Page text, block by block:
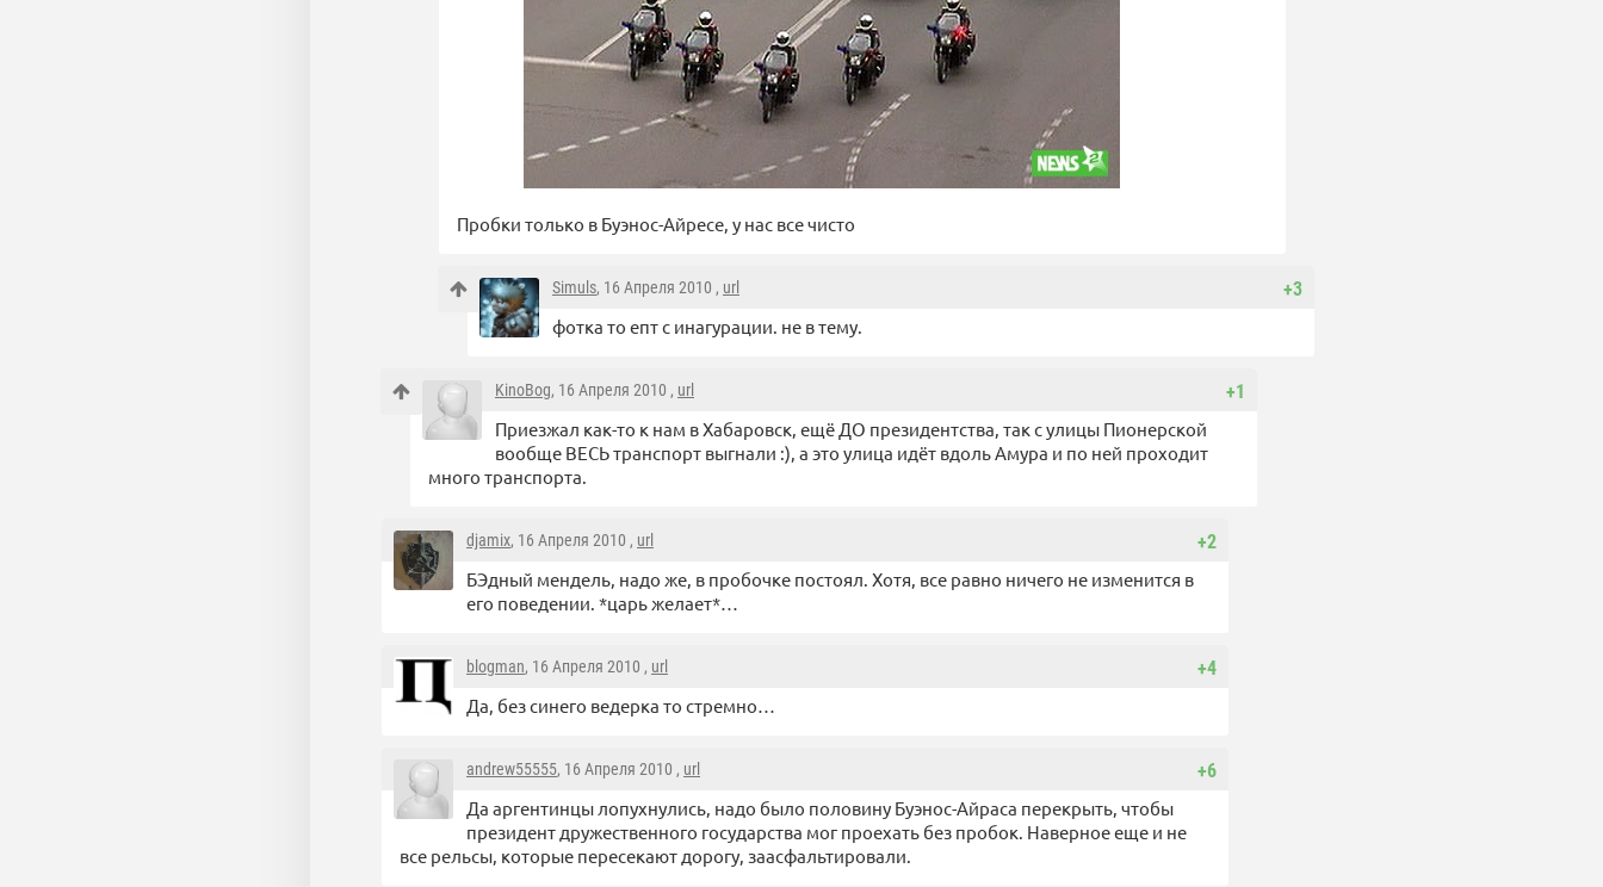
Пробки только в Буэнос-Айресе, у нас все чисто
+3
Simuls, 16 Апреля 2010 , url
фотка то епт с инагурации. не в тему.
+1
KinoBog, 16 Апреля 2010 , url
Приезжал как-то к нам в Хабаровск, ещё ДО президентства, так с улицы Пионерской
вообще ВЕСЬ транспорт выгнали :), а это улица идёт вдоль Амура и по ней проходит
много транспорта.
+2
djamix, 16 Апреля 2010 , url
БЭдный мендель, надо же, в пробочке постоял. Хотя, все равно ничего не изменится в
его поведении. *царь желает*…
+4
blogman, 16 Апреля 2010 , url
Да, без синего ведерка то стремно…
+6
andrew55555, 16 Апреля 2010 , url
Да аргентинцы лопухнулись, надо было половину Буэнос-Айраса перекрыть, чтобы
президент дружественного государства мог проехать без пробок. Наверное еще и не
все рельсы, которые пересекают дорогу, заасфальтировали.